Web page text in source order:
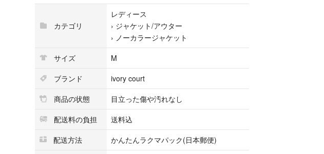
表記なし(Mサイズ相当)
【平置きサイズ】※平置き実寸
着丈： 50cm
袖丈： 57cm
※多少の誤差はご了承下さい。
綿 97%
日本製
カテゴリ
レディース
› ジャケット/アウター
› ノーカラージャケット
サイズ
M
ブランド
ivory court
商品の状態
目立った傷や汚れなし
配送料の負担
送料込
配送方法
かんたんラクマパック(日本郵便)